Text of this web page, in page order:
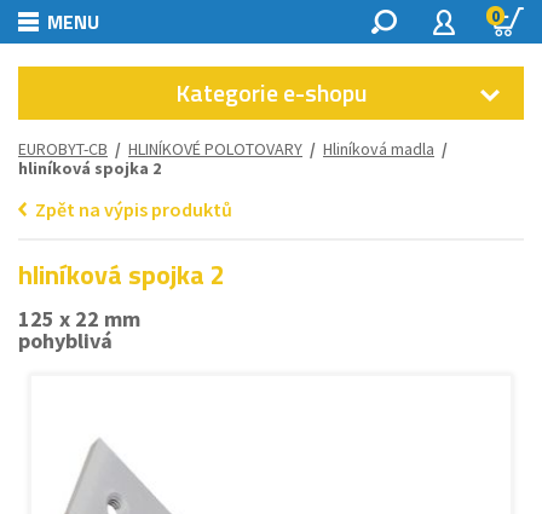
MENU 0
Kategorie e-shopu
EUROBYT-CB / HLINÍKOVÉ POLOTOVARY / Hliníková madla /
hliníková spojka 2
Zpět na výpis produktů
hliníková spojka 2
125 x 22 mm
pohyblivá